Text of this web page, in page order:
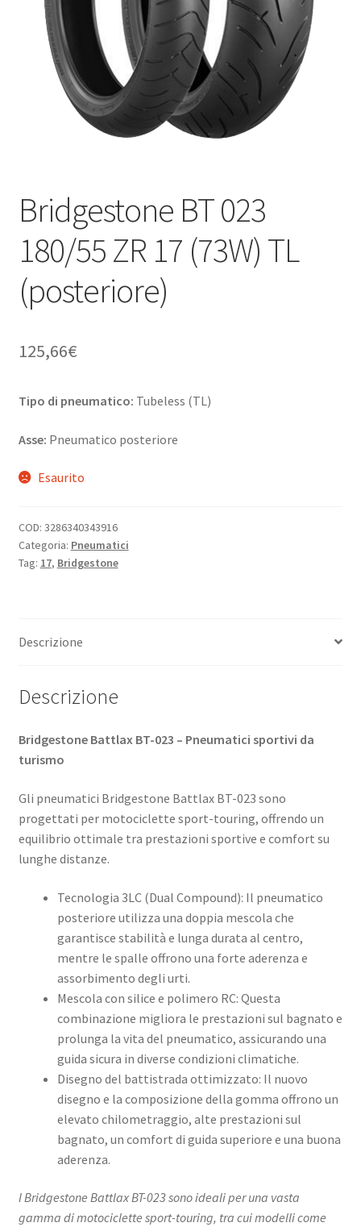
Bridgestone BT 023
180/55 ZR 17 (73W) TL
(posteriore)
125,66€
Tipo di pneumatico: Tubeless (TL)
Asse: Pneumatico posteriore
Esaurito
COD: 3286340343916
Categoria: Pneumatici
Tag: 17, Bridgestone
Descrizione
Descrizione
Bridgestone Battlax BT-023 – Pneumatici sportivi da
turismo
Gli pneumatici Bridgestone Battlax BT-023 sono
progettati per motociclette sport-touring, offrendo un
equilibrio ottimale tra prestazioni sportive e comfort su
lunghe distanze.
Tecnologia 3LC (Dual Compound): Il pneumatico
posteriore utilizza una doppia mescola che
garantisce stabilità e lunga durata al centro,
mentre le spalle offrono una forte aderenza e
assorbimento degli urti. ​
Mescola con silice e polimero RC: Questa
combinazione migliora le prestazioni sul bagnato e
prolunga la vita del pneumatico, assicurando una
guida sicura in diverse condizioni climatiche. ​
Disegno del battistrada ottimizzato: Il nuovo
disegno e la composizione della gomma offrono un
elevato chilometraggio, alte prestazioni sul
bagnato, un comfort di guida superiore e una buona
aderenza. ​
I Bridgestone Battlax BT-023 sono ideali per una vasta
gamma di motociclette sport-touring, tra cui modelli come